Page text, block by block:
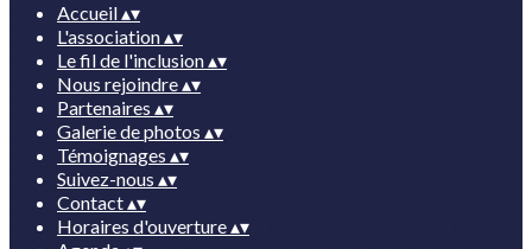
Accueil▴▾
L'association▴▾
Le fil de l'inclusion▴▾
Nous rejoindre▴▾
Partenaires ▴▾
Galerie de photos ▴▾
Témoignages ▴▾
Suivez-nous ▴▾
Contact▴▾
Horaires d'ouverture▴▾